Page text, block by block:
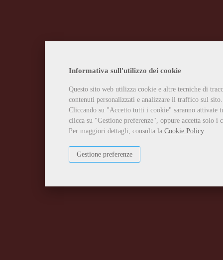
Informativa sull'utilizzo dei cookie
Questo sito web utilizza cookie e altre tecniche di
contenuti personalizzati e analizzare il traffico sul sito.
Cliccando su "Accetto tutti i cookie" saranno attivate
clicca su "Gestione preferenze", oppure accetta solo
Per maggiori dettagli, consulta la Cookie Policy.
Gestione preferenze